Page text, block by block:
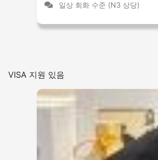
일상 회화 수준 (N3 상당)
VISA 지원 있음